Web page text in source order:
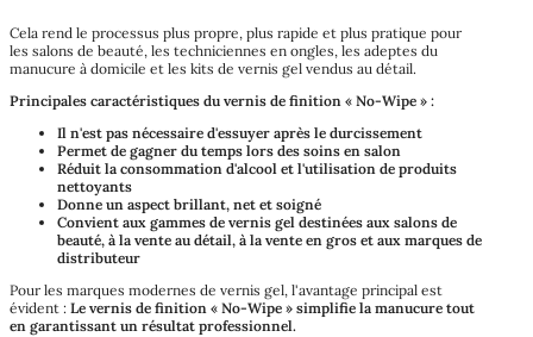
Cela rend le processus plus propre, plus rapide et plus pratique pour
les salons de beauté, les techniciennes en ongles, les adeptes du
manucure à domicile et les kits de vernis gel vendus au détail.
Principales caractéristiques du vernis de finition « No-Wipe » :
Il n'est pas nécessaire d'essuyer après le durcissement
Permet de gagner du temps lors des soins en salon
Réduit la consommation d'alcool et l'utilisation de produits
nettoyants
Donne un aspect brillant, net et soigné
Convient aux gammes de vernis gel destinées aux salons de
beauté, à la vente au détail, à la vente en gros et aux marques de
distributeur
Pour les marques modernes de vernis gel, l'avantage principal est
évident : Le vernis de finition « No-Wipe » simplifie la manucure tout
en garantissant un résultat professionnel.